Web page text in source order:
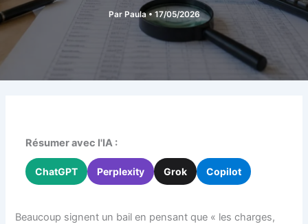
Par Paula• 17/05/2026
Résumer avec l'IA :
ChatGPT Perplexity Grok Copilot
Beaucoup signent un bail en pensant que « les charges,